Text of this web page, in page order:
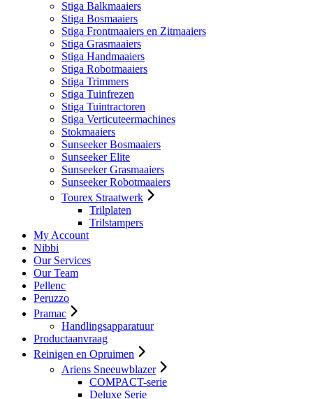
Stiga Balkmaaiers
Stiga Bosmaaiers
Stiga Frontmaaiers en Zitmaaiers
Stiga Grasmaaiers
Stiga Handmaaiers
Stiga Robotmaaiers
Stiga Trimmers
Stiga Tuinfrezen
Stiga Tuintractoren
Stiga Verticuteermachines
Stokmaaiers
Sunseeker Bosmaaiers
Sunseeker Elite
Sunseeker Grasmaaiers
Sunseeker Robotmaaiers
Tourex Straatwerk
Trilplaten
Trilstampers
My Account
Nibbi
Our Services
Our Team
Pellenc
Peruzzo
Pramac
Handlingsapparatuur
Productaanvraag
Reinigen en Opruimen
Ariens Sneeuwblazer
COMPACT-serie
Deluxe Serie